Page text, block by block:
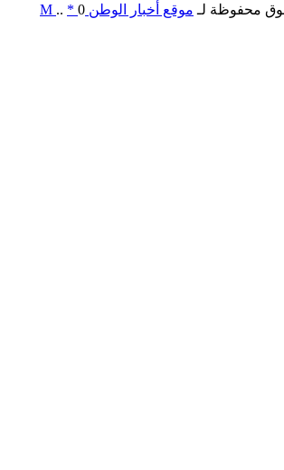
M .. * محفوظة لـ موقع أخبار الوطن 0